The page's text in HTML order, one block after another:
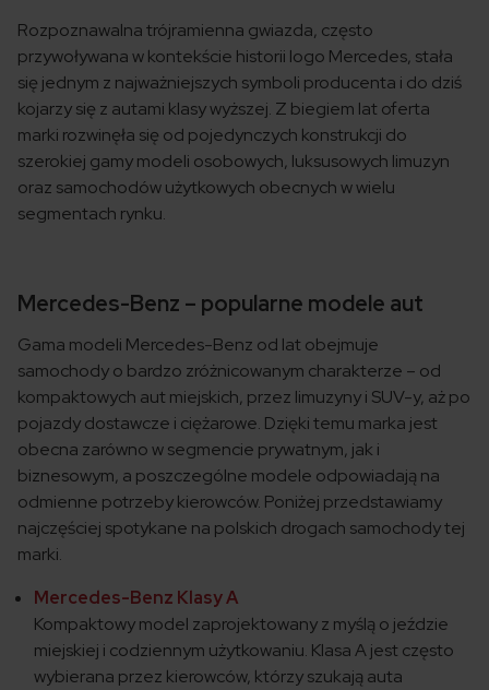
Rozpoznawalna trójramienna gwiazda, często
przywoływana w kontekście historii logo Mercedes, stała
się jednym z najważniejszych symboli producenta i do dziś
kojarzy się z autami klasy wyższej. Z biegiem lat oferta
marki rozwinęła się od pojedynczych konstrukcji do
szerokiej gamy modeli osobowych, luksusowych limuzyn
oraz samochodów użytkowych obecnych w wielu
segmentach rynku.
Mercedes-Benz – popularne modele aut
Gama modeli Mercedes-Benz od lat obejmuje
samochody o bardzo zróżnicowanym charakterze – od
kompaktowych aut miejskich, przez limuzyny i SUV-y, aż po
pojazdy dostawcze i ciężarowe. Dzięki temu marka jest
obecna zarówno w segmencie prywatnym, jak i
biznesowym, a poszczególne modele odpowiadają na
odmienne potrzeby kierowców. Poniżej przedstawiamy
najczęściej spotykane na polskich drogach samochody tej
marki.
Mercedes-Benz Klasy A
Kompaktowy model zaprojektowany z myślą o jeździe
miejskiej i codziennym użytkowaniu. Klasa A jest często
wybierana przez kierowców, którzy szukają auta